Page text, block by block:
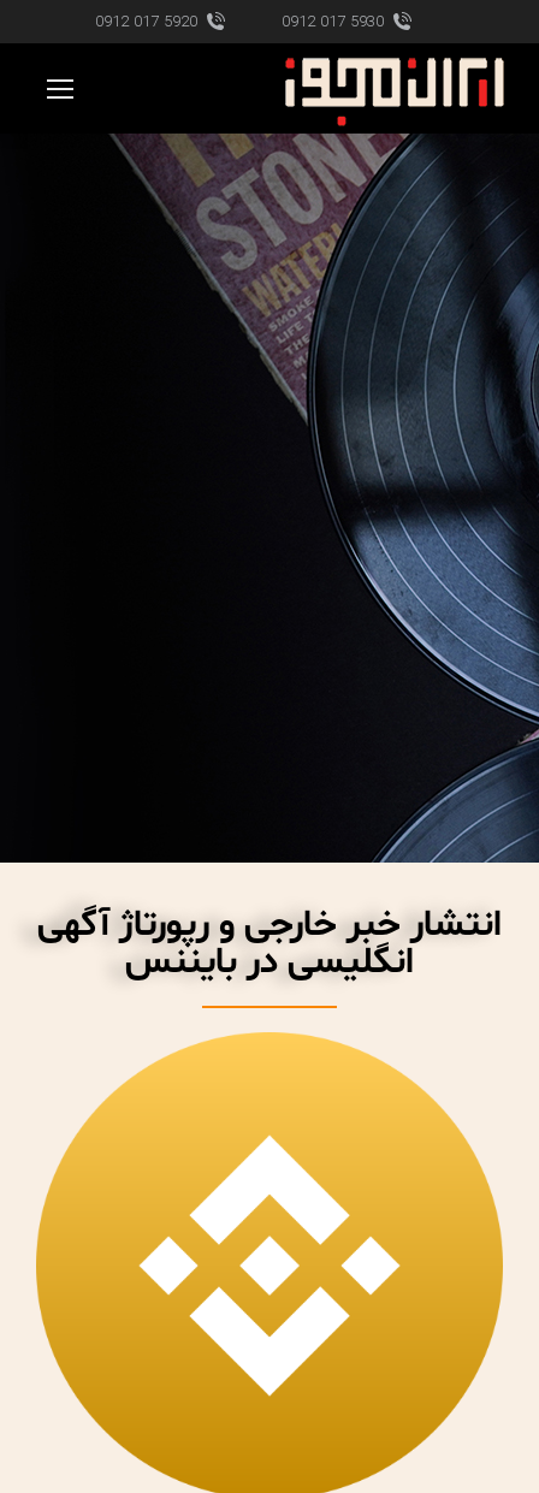
5930 017 0912
5920 017 0912
انتشار خبر خارجی و رپورتاژ آگهی
انگلیسی در بایننس